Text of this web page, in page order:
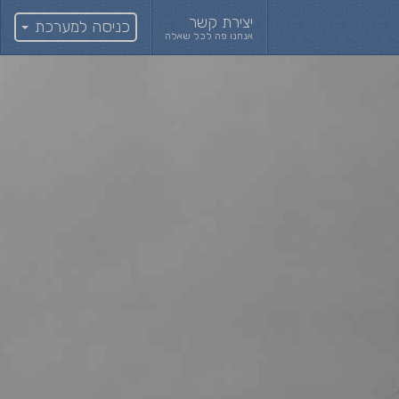
יצירת קשר
אנחנו פה לכל שאלה כניסה למערכת